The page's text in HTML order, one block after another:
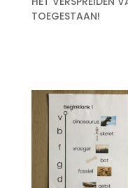
TOEGESTAAN!